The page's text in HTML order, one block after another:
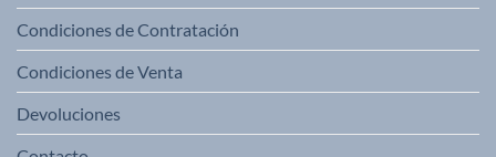
Condiciones de Contratación
Condiciones de Venta
Devoluciones